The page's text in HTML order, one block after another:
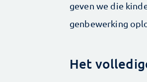
geven we die
genbewerking
Het